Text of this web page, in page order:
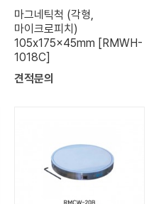
마그네틱척 (각형,
마이크로피치)
105x175x45mm [RMWH-
1018C]
견적문의